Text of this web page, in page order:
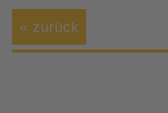
« zurück